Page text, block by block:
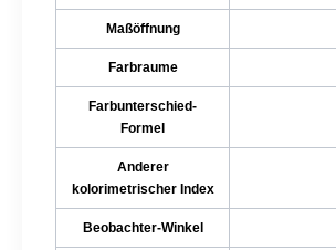
Maßöffnung
Farbraume
Farbunterschied-
Formel
Anderer
kolorimetrischer Index
Beobachter-Winkel